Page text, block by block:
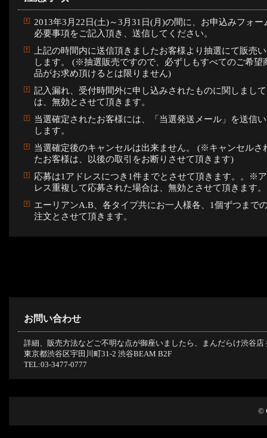
2013年3月22日(土)～3月31日(月)の間に、お申込みフォー
必要事項をご記入頂き、送信してください。
上記の時間内に送信頂きましたお客様より抽選にて販売
します。 (※抽選販売ですので、必ずしもすべてのご希望
品がお求め頂けるとは限りません)
記入漏れ、受付時間外に申し込みされたものに関しまして
は、無効とさせて頂きます。
当選確定されたお客様には、「当選発送メール」を送信
します。
当選確定後のキャンセルは出来ません。 (※キャンセルさ
たお客様は、以後の取引をお断りさせて頂きます)
応募は1アドレスにつき1件までとさせて頂きます。。※
レス重複して応募された場合は、無効とさせて頂きます。
エーリアンA.B、各タイプ共にお一人様各、1個ずつまで
注文とさせて頂きます。
お問い合わせ
詳細、販売方法などご不明な点が御座いましたら、まんだらけ渋谷
東京都渋谷区宇田川町31-2 渋谷BEAM B2F
TEL:03-3477-0777
©